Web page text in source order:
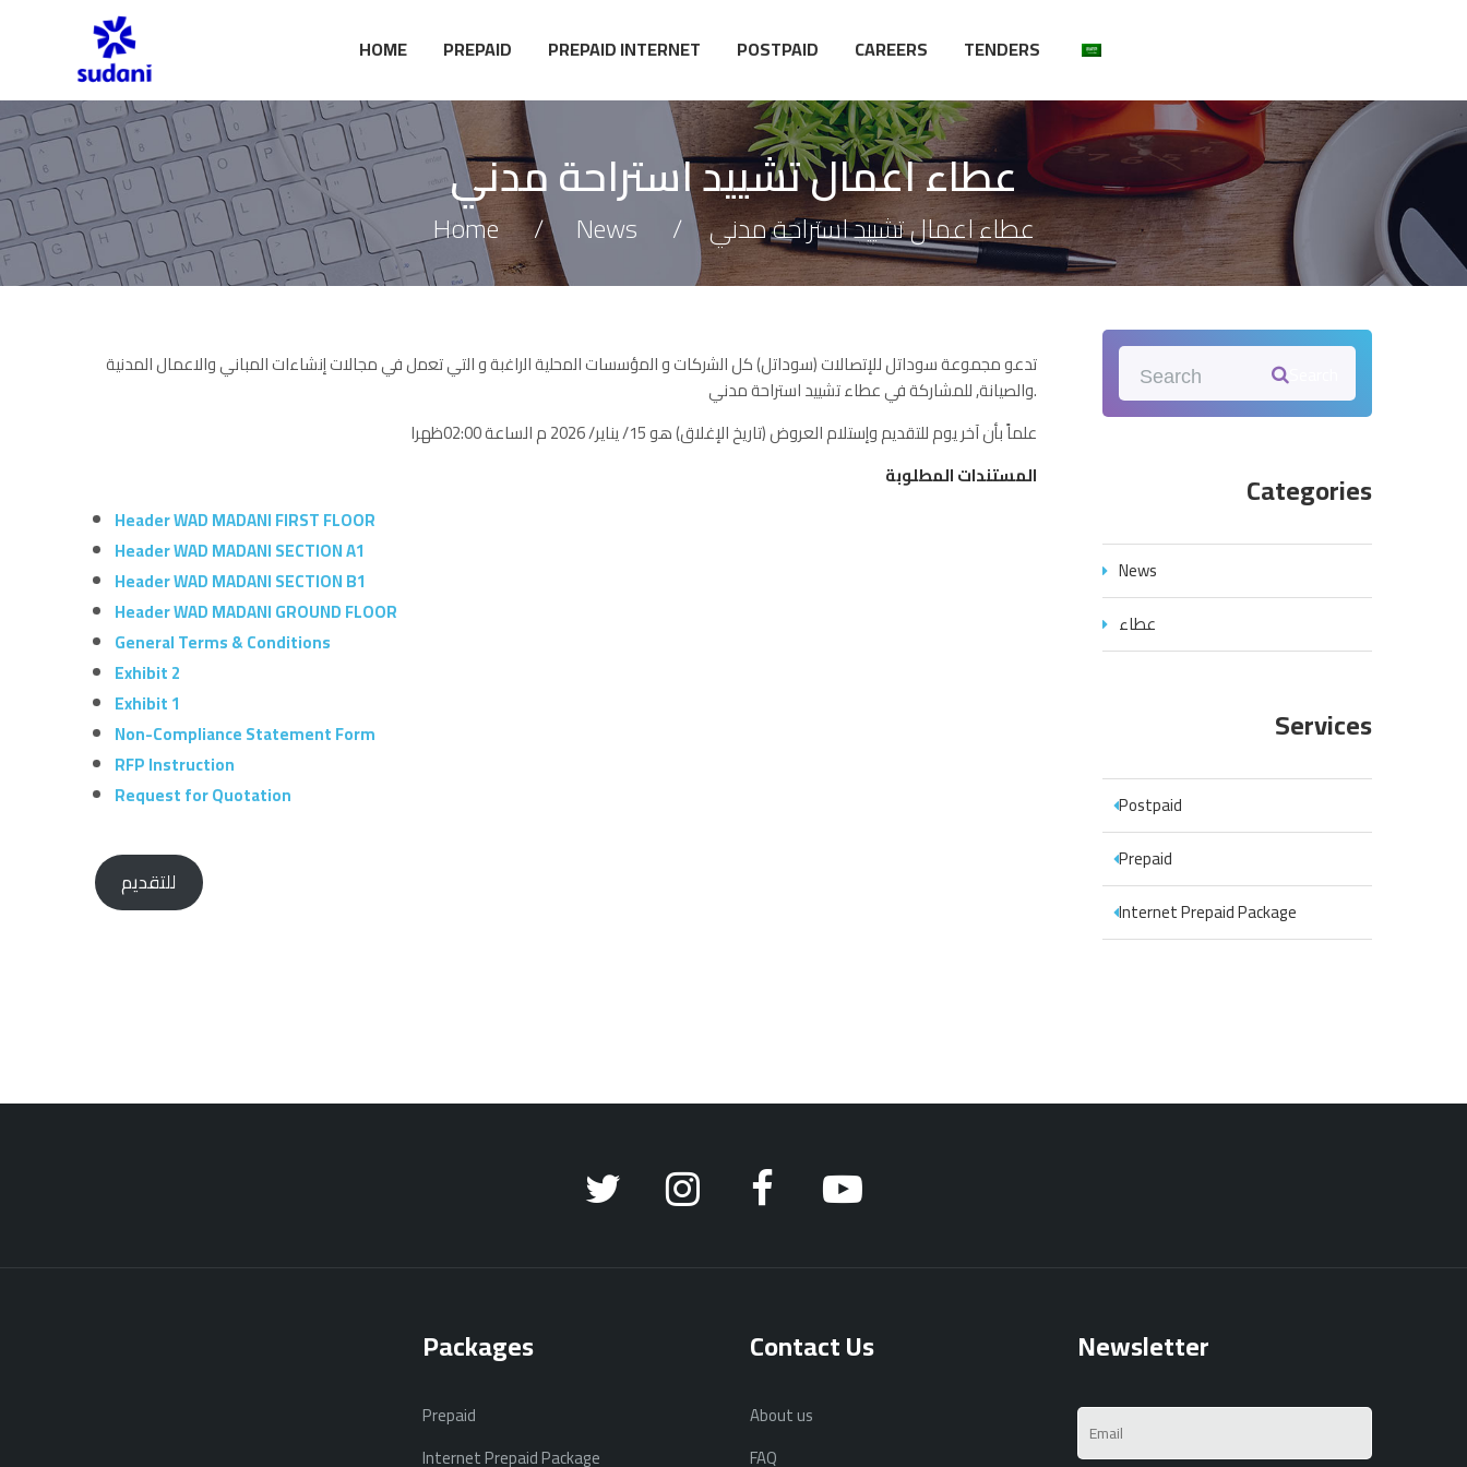
HOME PREPAID PREPAID INTERNET POSTPAID CAREERS TENDERS
عطاء اعمال تشييد استراحة مدني
Home News عطاء اعمال تشييد استراحة مدني
تدعو مجموعة سوداتل للإتصالات (سوداتل) كل اﻟﺷرﻛﺎت و اﻟﻣؤﺳﺳﺎت اﻟﻣﺣﻠﯾﺔ اﻟراﻏﺑﺔ و اﻟﺗﻲ ﺗﻌﻣل ﻓﻲ مجالات إنشاءات المباني والاعمال المدنية
والصيانة, للمشاركة في عطاء تشييد استراحة مدني.
علماً بأن آخر يوم للتقديم وإستلام العروض (تاريخ الإغلاق) هو 15/ يناير/ 2026 م الساعة 02:00ظهرا
المستندات المطلوبة
Header WAD MADANI FIRST FLOOR
Header WAD MADANI SECTION A1
Header WAD MADANI SECTION B1
Header WAD MADANI GROUND FLOOR
General Terms & Conditions
Exhibit 2
Exhibit 1
Non-Compliance Statement Form
RFP Instruction
Request for Quotation
للتقديم
Categories
News
عطاء
Services
Postpaid
Prepaid
Internet Prepaid Package
Packages
Prepaid
Internet Prepaid Package
Contact Us
About us
FAQ
Newsletter